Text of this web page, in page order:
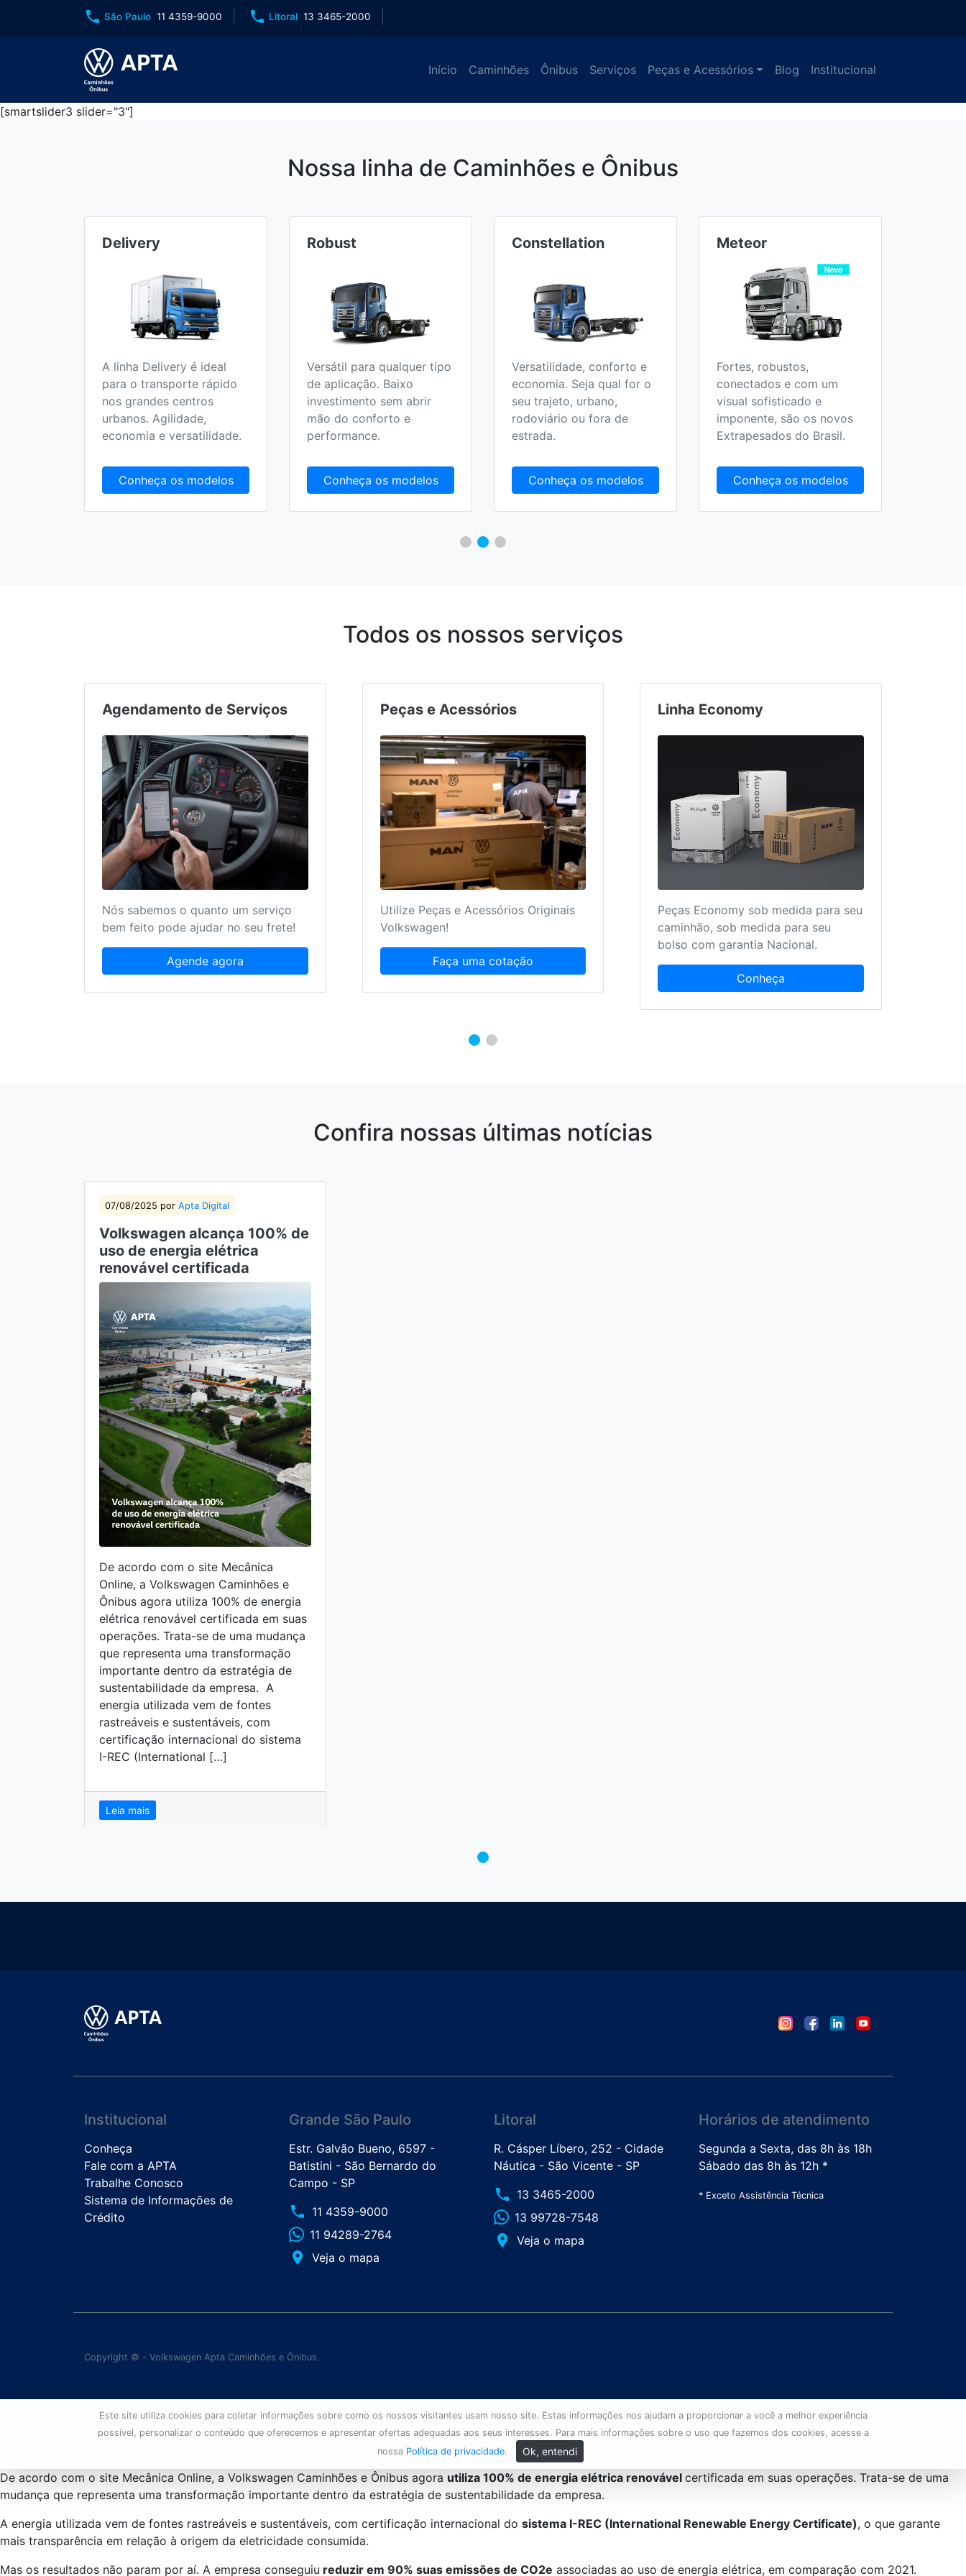
phone São Paulo 11 4359-9000 phone Litoral 13 3465-2000
Início Caminhões Ônibus Serviços Peças e Acessórios Blog Institucional
[smartslider3 slider="3"]
Nossa linha de Caminhões e Ônibus
Delivery
A linha Delivery é ideal
para o transporte rápido
nos grandes centros
urbanos. Agilidade,
economia e versatilidade.
Conheça os modelos
Robust
Versátil para qualquer tipo
de aplicação. Baixo
investimento sem abrir
mão do conforto e
performance.
Conheça os modelos
Constellation
Versatilidade, conforto e
economia. Seja qual for o
seu trajeto, urbano,
rodoviário ou fora de
estrada.
Conheça os modelos
Meteor
Fortes, robustos,
conectados e com um
visual sofisticado e
imponente, são os novos
Extrapesados do Brasil.
Conheça os modelos
Todos os nossos serviços
Agendamento de Serviços
Nós sabemos o quanto um serviço
bem feito pode ajudar no seu frete!
Agende agora
Peças e Acessórios
Utilize Peças e Acessórios Originais
Volkswagen!
Faça uma cotação
Linha Economy
Peças Economy sob medida para seu
caminhão, sob medida para seu
bolso com garantia Nacional.
Conheça
Confira nossas últimas notícias
07/08/2025 por Apta Digital
Volkswagen alcança 100% de
uso de energia elétrica
renovável certificada
De acordo com o site Mecânica
Online, a Volkswagen Caminhões e
Ônibus agora utiliza 100% de energia
elétrica renovável certificada em suas
operações. Trata-se de uma mudança
que representa uma transformação
importante dentro da estratégia de
sustentabilidade da empresa. A
energia utilizada vem de fontes
rastreáveis e sustentáveis, com
certificação internacional do sistema
I-REC (International […]
Leia mais
Institucional
Conheça
Fale com a APTA
Trabalhe Conosco
Sistema de Informações de
Crédito
Grande São Paulo
Estr. Galvão Bueno, 6597 -
Batistini - São Bernardo do
Campo - SP
phone 11 4359-9000
11 94289-2764
place Veja o mapa
Litoral
R. Cásper Líbero, 252 - Cidade
Náutica - São Vicente - SP
phone 13 3465-2000
13 99728-7548
place Veja o mapa
Horários de atendimento
Segunda a Sexta, das 8h às 18h
Sábado das 8h às 12h *
* Exceto Assistência Técnica
Copyright © - Volkswagen Apta Caminhões e Ônibus.
Este site utiliza cookies para coletar informações sobre como os nossos visitantes usam nosso site. Estas informações nos ajudam a proporcionar a você a melhor experiência
possível, personalizar o conteúdo que oferecemos e apresentar ofertas adequadas aos seus interesses. Para mais informações sobre o uso que fazemos dos cookies, acesse a
nossa Política de privacidade. Ok, entendi
De acordo com o site Mecânica Online, a Volkswagen Caminhões e Ônibus agora utiliza 100% de energia elétrica renovável certificada em suas operações. Trata-se de uma
mudança que representa uma transformação importante dentro da estratégia de sustentabilidade da empresa.
A energia utilizada vem de fontes rastreáveis e sustentáveis, com certificação internacional do sistema I-REC (International Renewable Energy Certificate), o que garante
mais transparência em relação à origem da eletricidade consumida.
Mas os resultados não param por aí. A empresa conseguiu reduzir em 90% suas emissões de CO2e associadas ao uso de energia elétrica, em comparação com 2021.